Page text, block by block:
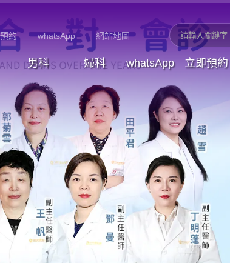
約 whatsApp 網站地圖
男科 婦科 whatsApp 立即預約